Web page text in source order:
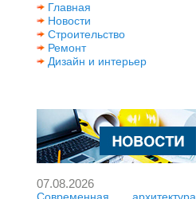
Главная
Новости
Строительство
Ремонт
Дизайн и интерьер
07.08.2026